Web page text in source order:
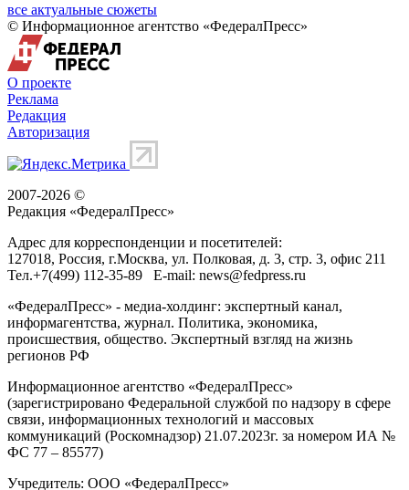
все актуальные сюжеты
© Информационное агентство «ФедералПресс»
О проекте
Реклама
Редакция
Авторизация
2007-2026 ©
Редакция «ФедералПресс»
Адрес для корреспонденции и посетителей:
127018, Россия, г.Москва, ул. Полковая, д. 3, стр. 3, офис 211
Тел.+7(499) 112-35-89 E-mail: news@fedpress.ru
«ФедералПресс» - медиа-холдинг: экспертный канал,
информагентства, журнал. Политика, экономика,
происшествия, общество. Экспертный взгляд на жизнь
регионов РФ
Информационное агентство «ФедералПресс»
(зарегистрировано Федеральной службой по надзору в сфере
связи, информационных технологий и массовых
коммуникаций (Роскомнадзор) 21.07.2023г. за номером ИА №
ФС 77 – 85577)
Учредитель: ООО «ФедералПресс»